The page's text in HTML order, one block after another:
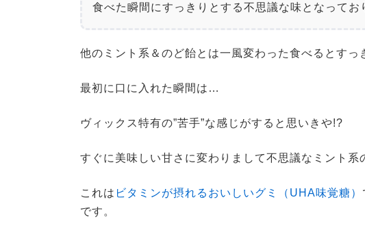
食べた瞬間にすっきりとする不思議な味となってお
他のミント系＆のど飴とは一風変わった食べるとすっ
最初に口に入れた瞬間は…
ヴィックス特有の”苦手”な感じがすると思いきや!?
すぐに美味しい甘さに変わりまして不思議なミント系
これは ビタミンが摂れるおいしいグミ（UHA味覚糖）
です。